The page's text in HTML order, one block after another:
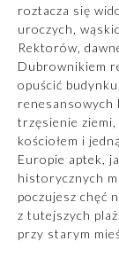
roztacza się
uroczych,
Rektorów,
Dubrownikiem
opuścić
renesansowych
trzęsienie
kościołem i
Europie aptek,
historycznych
poczujesz chęć
z tutejszych
przy starym